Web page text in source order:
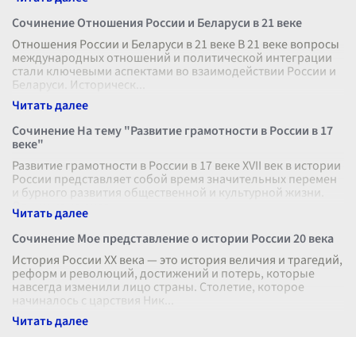
Сочинение Отношения России и Беларуси в 21 веке
Отношения России и Беларуси в 21 веке В 21 веке вопросы
международных отношений и политической интеграции
стали ключевыми аспектами во взаимодействии России и
Беларуси. Историческ
Сочинение На тему "Развитие грамотности в России в 17
веке"
Развитие грамотности в России в 17 веке XVII век в истории
России представляет собой время значительных перемен
и бурного развития общественной и культурной жизни.
Одним из ключев
Сочинение Мое представление о истории России 20 века
История России XX века — это история величия и трагедий,
реформ и революций, достижений и потерь, которые
навсегда изменили лицо страны. Столетие, которое
начиналось с царствия Ник